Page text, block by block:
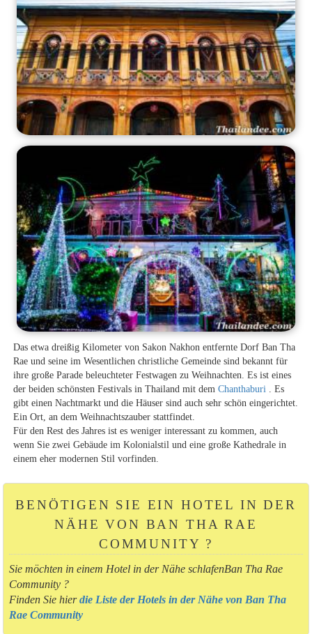
Das etwa dreißig Kilometer von Sakon Nakhon entfernte Dorf Ban Tha
Rae und seine im Wesentlichen christliche Gemeinde sind bekannt für
ihre große Parade beleuchteter Festwagen zu Weihnachten. Es ist eines
der beiden schönsten Festivals in Thailand mit demChanthaburi . Es
gibt einen Nachtmarkt und die Häuser sind auch sehr schön eingerichtet.
Ein Ort, an dem Weihnachtszauber stattfindet.
Für den Rest des Jahres ist es weniger interessant zu kommen, auch
wenn Sie zwei Gebäude im Kolonialstil und eine große Kathedrale in
einem eher modernen Stil vorfinden.
BENÖTIGEN SIE EIN HOTEL IN DER
NÄHE VON BAN THA RAE
COMMUNITY ?
Sie möchten in einem Hotel in der Nähe schlafenBan Tha Rae
Community ?
Finden Sie hierdie Liste der Hotels in der Nähe von Ban Tha
Rae Community